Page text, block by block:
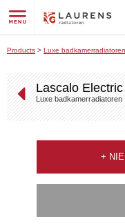
Products > Luxe badkamerradiatoren
Lascalo Electric
Luxe badkamerradiatoren
+